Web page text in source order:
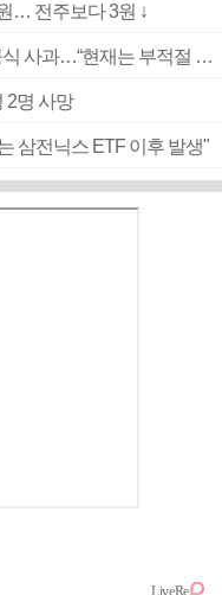
… 전주보다 3원 ↓
[속보] ‘심판 성접대’ 논란 축구협회 공식 사과…“현재는 부적절 행위 없어”
2명 사망
삼전닉스 ETF 이후 발생"